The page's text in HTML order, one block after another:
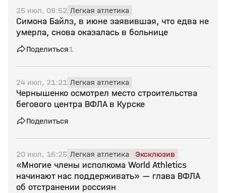
25 июл, 08:52 Легкая атлетика
Симона Байлз, в июне заявившая, что едва не
умерла, снова оказалась в больнице
Поделиться1
24 июл, 21:21 Легкая атлетика
Чернышенко осмотрел место строительства
бегового центра ВФЛА в Курске
Поделиться
20 июл, 16:25 Легкая атлетика Эксклюзив
«Многие члены исполкома World Athletics
начинают нас поддерживать» — глава ВФЛА
об отстранении россиян